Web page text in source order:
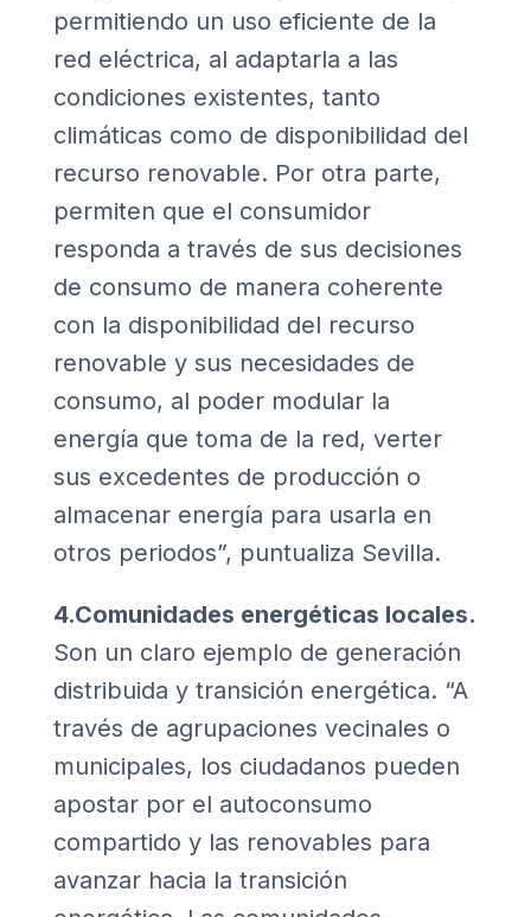
permitiendo un uso eficiente de la
red eléctrica, al adaptarla a las
condiciones existentes, tanto
climáticas como de disponibilidad del
recurso renovable. Por otra parte,
permiten que el consumidor
responda a través de sus decisiones
de consumo de manera coherente
con la disponibilidad del recurso
renovable y sus necesidades de
consumo, al poder modular la
energía que toma de la red, verter
sus excedentes de producción o
almacenar energía para usarla en
otros periodos”, puntualiza Sevilla.
4.Comunidades energéticas locales.
Son un claro ejemplo de generación
distribuida y transición energética. “A
través de agrupaciones vecinales o
municipales, los ciudadanos pueden
apostar por el autoconsumo
compartido y las renovables para
avanzar hacia la transición